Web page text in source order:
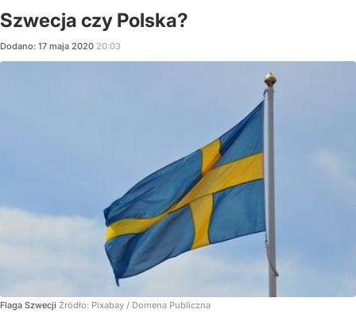
Szwecja czy Polska?
Dodano: 17 maja 2020 20:03
Flaga Szwecji Źródło: Pixabay / Domena Publiczna